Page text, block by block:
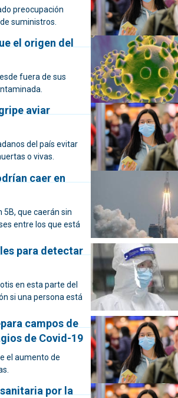
preocupación
suministros.
el origen del
fuera de sus
aviar
del país evitar
o vivas.
caer en
5B, que caerán sin
entre los que está
para detectar
en esta parte del
si una persona está
campos de
de Covid-19
el aumento de
por la